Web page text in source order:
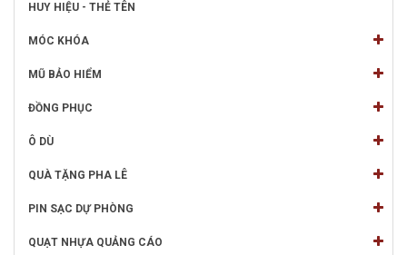
HUY HIỆU - THẺ TÊN
MÓC KHÓA
MŨ BẢO HIỂM
ĐỒNG PHỤC
Ô DÙ
QUÀ TẶNG PHA LÊ
PIN SẠC DỰ PHÒNG
QUẠT NHỰA QUẢNG CÁO